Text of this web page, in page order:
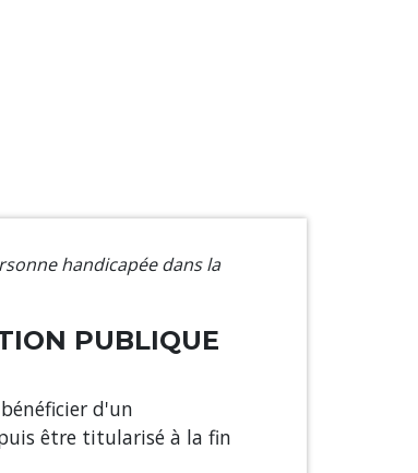
handicapée dans la
PUBLIQUE
d'un
être titularisé à la fin